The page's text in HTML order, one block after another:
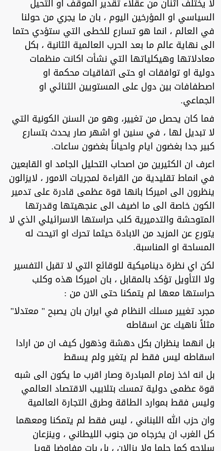
لا يختلف اثنان من عقلاء تقدير الموقف او التحيل
السياسي او المؤرخين اليوم ، بان ما يجري من حولنا
في العالم ، انما هو تسارع للخطى التي ستؤدي حتما
الى نهاية عالم ما بعد الحرب العالمية الثانية ، بكل
معادلاتها وهيكلياتها التي نشأت اكانت منظمات
دولية او توافقات او حتى اتفاقيات محكمة او
اصطفافات بين دول على المستويين الثنائي او
الجماعي.
فما كان يحصل من تغيير، وهو من السنن الكونية التي
لا تبديل لها ، في سنين او اشهر صار يحدث بتسارع
كبير جدا بغضون ايام واحياناً بغضون ساعات.
اعرف ان الكثيرين من اصحاب التحليل الجامد او القابعين
في انماط تقليدية من القراءة لمجريات الامور ، لايزالون
ينظرون الى اميركا بانها قوة عظمى قادرة على تدمير
الكون خاصة الى ما اضيف الى عنجهيتها وقدرتها
المتوحشة والتدميرية كلب حراستها الاسرائيلي الذي لا
يتورع عن المزيد من الابادة حيثما تحرك او اتيحت له
المساحة او المناسبة.
لكن اي نظرة ديناميكية للوقائع التي لا تقبل التفسير
ولا التأويل تؤكد بالمقابل ، بان اميركا هذه وكلب
حراستها معها لم يتمكنا حتى الان من :
مجرد تغيير مسلك النظام في ايران بان يصبح " معتدلا"
مثلاً ناهيك عن اسقاطه
بل انهما ينظران بكل دهشة وذهول كيف ان من ارادا
اسقاطه ليس فقط لم يتغير ولم يسقط
بل انه اخذ زمام المبادرة وصار اقرب ما يكون الى شبه
قوة عظمى دولية تمسك بتلابيب الاقتصاد العالمي
وليس فقط بموارد الطاقة وطرق التجارة العالمية
وان حزب الله اللبناني ، ليس فقط لم يتمكنا ومعهما
كل الغرب ان يخرجاه من جنوب الليطاني ، وينزعان